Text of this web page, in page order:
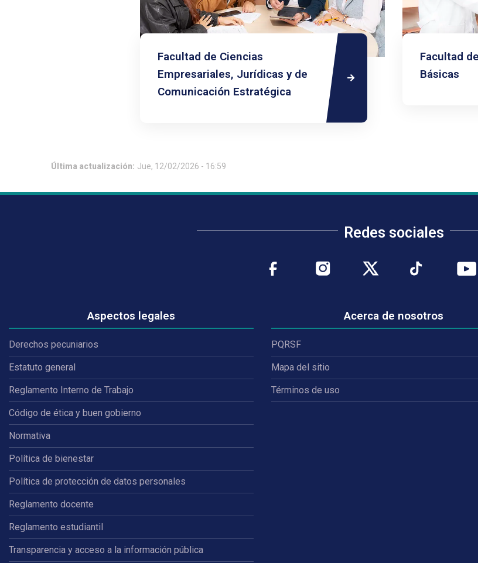
Facultad de Ciencias
Empresariales, Jurídicas y de
Comunicación Estratégica
Facultad
Básicas
Última actualización: Jue, 12/02/2026 - 16:59
Redes sociales
Aspectos legales
Derechos pecuniarios
Estatuto general
Reglamento Interno de Trabajo
Código de ética y buen gobierno
Normativa
Política de bienestar
Política de protección de datos personales
Reglamento docente
Reglamento estudiantil
Transparencia y acceso a la información pública
Acerca de nosotros
PQRSF
Mapa del sitio
Términos de uso